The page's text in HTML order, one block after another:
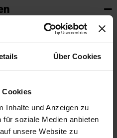
Über Cookies
Cookies
Inhalte und Anzeigen zu
soziale Medien anbieten
unsere Website zu
Gutachten oder ABE